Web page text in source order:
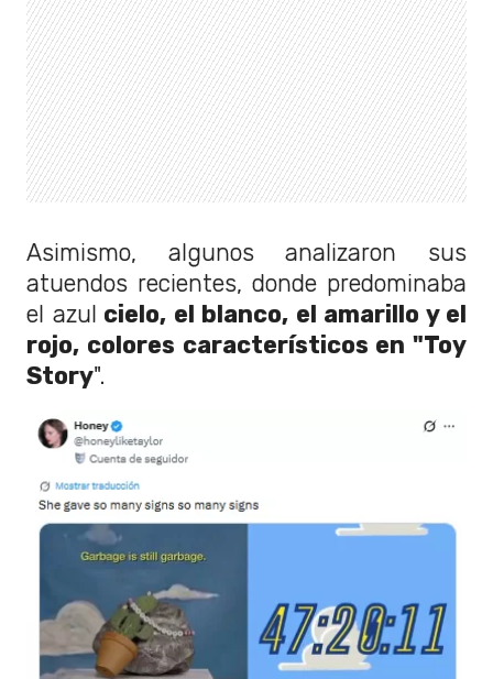
Asimismo, algunos analizaron sus
atuendos recientes, donde predominaba
el azul cielo, el blanco, el amarillo y el
rojo, colores característicos en "Toy
Story".